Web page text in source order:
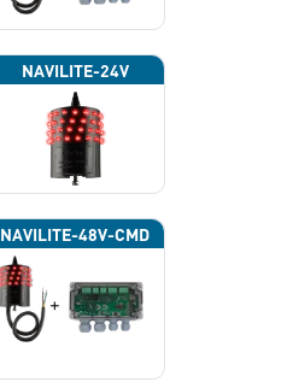
NAVILITE-24V
NAVILITE-48V-CMD